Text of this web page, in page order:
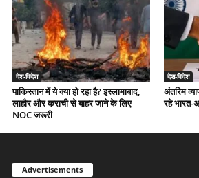
देश-विदेश
पाकिस्तान में ये क्या हो रहा है? इस्लामाबाद,
लाहौर और कराची से बाहर जाने के लिए
NOC जरूरी
देश-विदेश
अंतरिम
रहे भारत-
Advertisements